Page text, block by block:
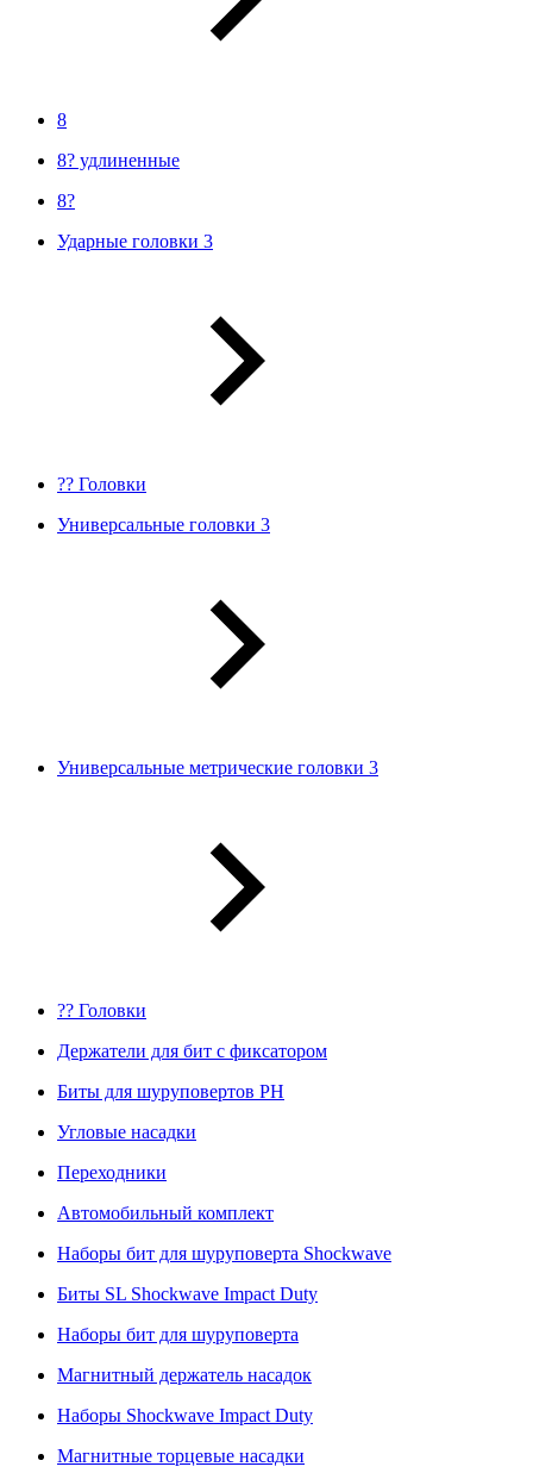
8
8? удлиненные
8?
Ударные головки 3
?? Головки
Универсальные головки 3
Универсальные метрические головки 3
?? Головки
Держатели для бит с фиксатором
Биты для шуруповертов PH
Угловые насадки
Переходники
Автомобильный комплект
Наборы бит для шуруповерта Shockwave
Биты SL Shockwave Impact Duty
Наборы бит для шуруповерта
Магнитный держатель насадок
Наборы Shockwave Impact Duty
Магнитные торцевые насадки